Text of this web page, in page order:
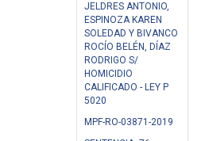
JELDRES ANTONIO,
ESPINOZA KAREN
SOLEDAD Y BIVANCO
ROCÍO BELÉN, DÍAZ
RODRIGO S/
HOMICIDIO
CALIFICADO - LEY P
5020
MPF-RO-03871-2019